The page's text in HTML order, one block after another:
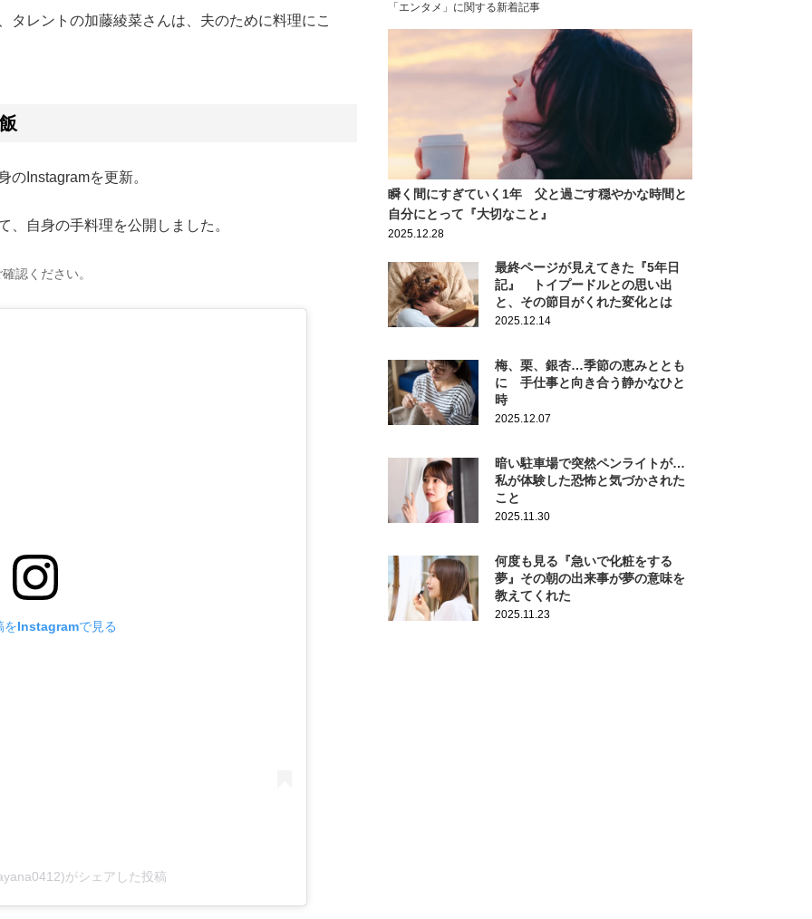
タレントの加藤綾菜さんは、夫のために料理にこ
のInstagramを更新。
自身の手料理を公開しました。
認ください。
をInstagramで見る
がシェアした投稿
「エンタメ」に関する新着記事
瞬く間にすぎていく1年 父と過ごす穏やかな時間と
自分にとって『大切なこと』
2025.12.28
最終ページが見えてきた『5年日
記』 トイプードルとの思い出
と、その節目がくれた変化とは
2025.12.14
梅、栗、銀杏…季節の恵みととも
に 手仕事と向き合う静かなひと
時
2025.12.07
暗い駐車場で突然ペンライトが…
私が体験した恐怖と気づかされた
こと
2025.11.30
何度も見る『急いで化粧をする
夢』その朝の出来事が夢の意味を
教えてくれた
2025.11.23